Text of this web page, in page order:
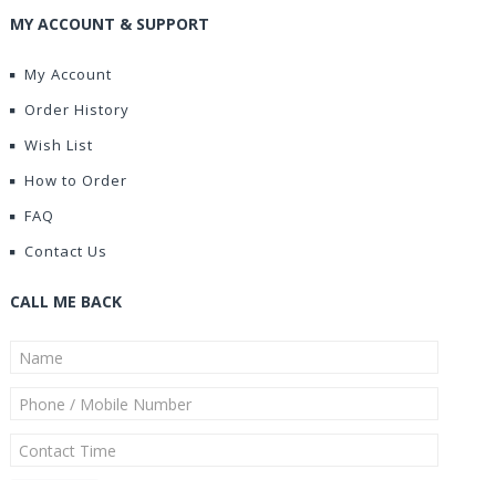
MY ACCOUNT & SUPPORT
My Account
Order History
Wish List
How to Order
FAQ
Contact Us
CALL ME BACK